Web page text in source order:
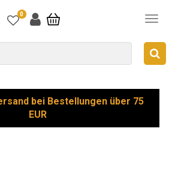
0
bei Bestellungen über 75
EUR